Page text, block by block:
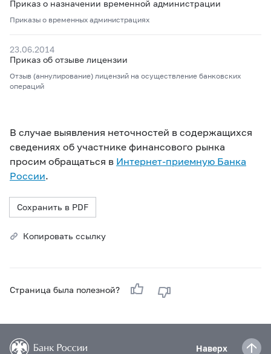
Приказ о назначении временной администрации
Приказы о временных администрациях
23.06.2014
Приказ об отзыве лицензии
Отзыв (аннулирование) лицензий на осуществление банковских
операций
В случае выявления неточностей в содержащихся
сведениях об участнике финансового рынка
просим обращаться в Интернет-приемную Банка
России.
Сохранить в PDF
Копировать ссылку
Страница была полезной?
Наверх